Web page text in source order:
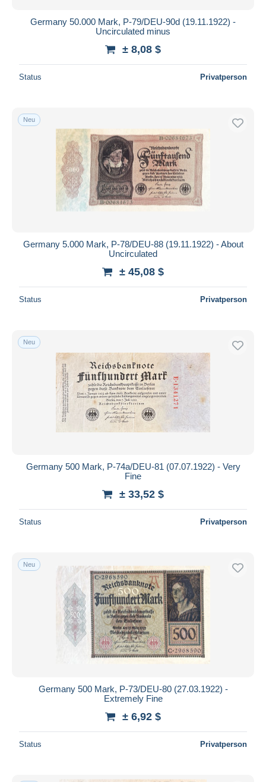
Germany 50.000 Mark, P-79/DEU-90d (19.11.1922) -
Uncirculated minus
± 8,08 $
Status Privatperson
Neu
Germany 5.000 Mark, P-78/DEU-88 (19.11.1922) - About
Uncirculated
± 45,08 $
Status Privatperson
Neu
Germany 500 Mark, P-74a/DEU-81 (07.07.1922) - Very
Fine
± 33,52 $
Status Privatperson
Neu
Germany 500 Mark, P-73/DEU-80 (27.03.1922) -
Extremely Fine
± 6,92 $
Status Privatperson